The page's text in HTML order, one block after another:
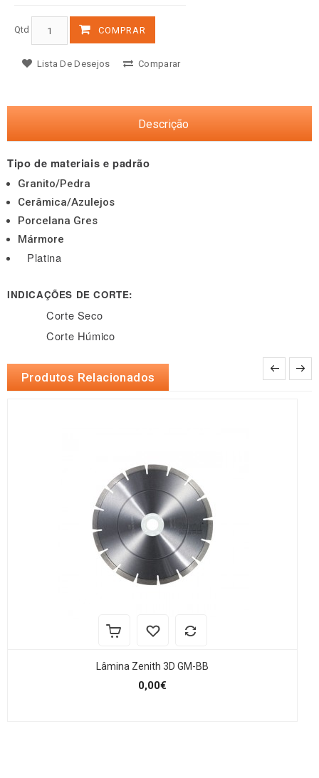
Qtd COMPRAR
Lista De Desejos Comparar
Descrição
Tipo de materiais e padrão
Granito/Pedra
Cerâmica/Azulejos
Porcelana Gres
Mármore
Platina
INDICAÇÕES DE CORTE:
Corte Seco
Corte Húmico
Produtos Relacionados
Lâmina Zenith 3D GM-BB
0,00€